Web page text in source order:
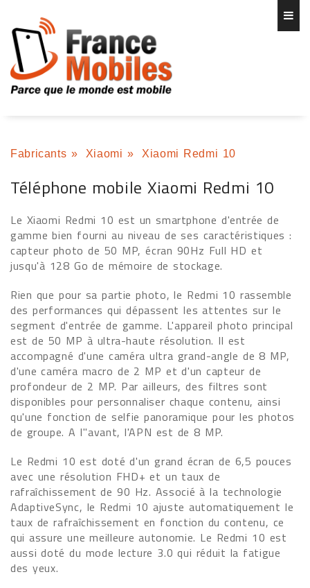
Fabricants » Xiaomi » Xiaomi Redmi 10
Téléphone mobile Xiaomi Redmi 10
Le Xiaomi Redmi 10 est un smartphone d'entrée de
gamme bien fourni au niveau de ses caractéristiques :
capteur photo de 50 MP, écran 90Hz Full HD et
jusqu'à 128 Go de mémoire de stockage.
Rien que pour sa partie photo, le Redmi 10 rassemble
des performances qui dépassent les attentes sur le
segment d'entrée de gamme. L'appareil photo principal
est de 50 MP à ultra-haute résolution. Il est
accompagné d'une caméra ultra grand-angle de 8 MP,
d'une caméra macro de 2 MP et d'un capteur de
profondeur de 2 MP. Par ailleurs, des filtres sont
disponibles pour personnaliser chaque contenu, ainsi
qu'une fonction de selfie panoramique pour les photos
de groupe. A l''avant, l'APN est de 8 MP.
Le Redmi 10 est doté d'un grand écran de 6,5 pouces
avec une résolution FHD+ et un taux de
rafraîchissement de 90 Hz. Associé à la technologie
AdaptiveSync, le Redmi 10 ajuste automatiquement le
taux de rafraîchissement en fonction du contenu, ce
qui assure une meilleure autonomie. Le Redmi 10 est
aussi doté du mode lecture 3.0 qui réduit la fatigue
des yeux.